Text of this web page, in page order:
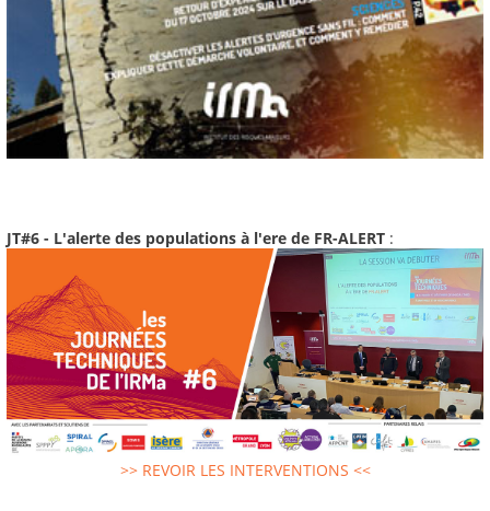
JT#6 - L'alerte des populations à l'ere de FR-ALERT :
>> REVOIR LES INTERVENTIONS <<